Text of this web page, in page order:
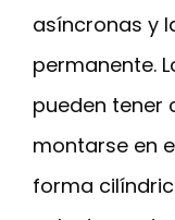
asíncronas y
permanente.
pueden tener
montarse en
forma